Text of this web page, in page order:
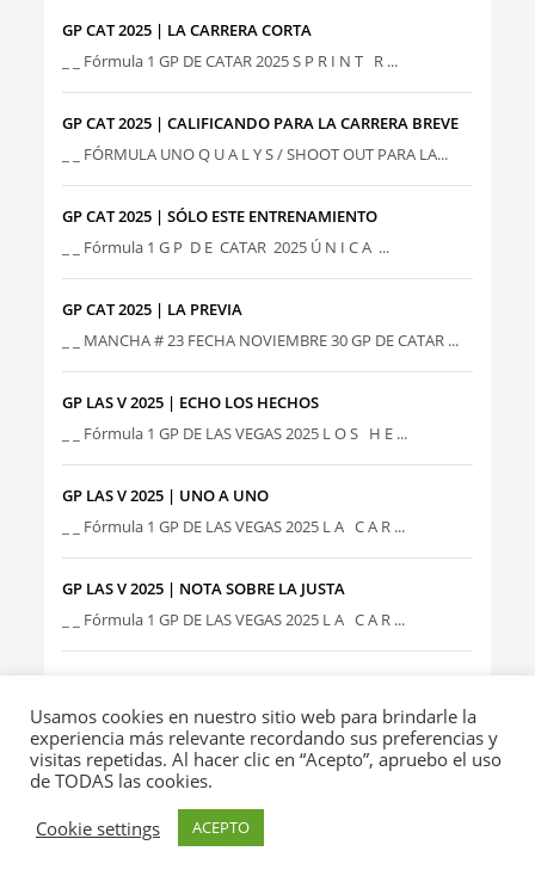
GP CAT 2025 | LA CARRERA CORTA
_ _ Fórmula 1 GP DE CATAR 2025 S P R I N T R ...
GP CAT 2025 | CALIFICANDO PARA LA CARRERA BREVE
_ _ FÓRMULA UNO Q U A L Y S / SHOOT OUT PARA LA...
GP CAT 2025 | SÓLO ESTE ENTRENAMIENTO
_ _ Fórmula 1 G P D E CATAR 2025 Ú N I C A ...
GP CAT 2025 | LA PREVIA
_ _ MANCHA # 23 FECHA NOVIEMBRE 30 GP DE CATAR ...
GP LAS V 2025 | ECHO LOS HECHOS
_ _ Fórmula 1 GP DE LAS VEGAS 2025 L O S H E ...
GP LAS V 2025 | UNO A UNO
_ _ Fórmula 1 GP DE LAS VEGAS 2025 L A C A R ...
GP LAS V 2025 | NOTA SOBRE LA JUSTA
_ _ Fórmula 1 GP DE LAS VEGAS 2025 L A C A R ...
_ _ FÓRMULA UNO GP DE LAS VEGAS 202...
GP LAS V 2025 | SEGMENTO DE ENMEDIO
_ _ FÓRMULA UNO GP DE LAS VEGAS 202...
Usamos cookies en nuestro sitio web para brindarle la
experiencia más relevante recordando sus preferencias y
visitas repetidas. Al hacer clic en “Acepto”, apruebo el uso
de TODAS las cookies.
Cookie settings
ACEPTO